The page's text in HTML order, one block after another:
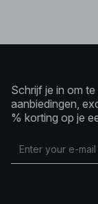
Schrijf je in om
aanbiedingen,
% korting op je